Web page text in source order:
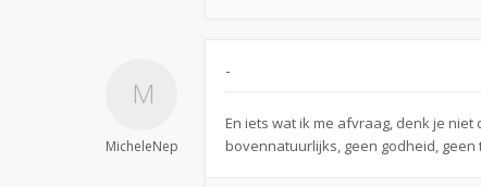
MicheleNep
-
En iets wat ik me afvraag, denk je
bovennatuurlijks, geen godheid,